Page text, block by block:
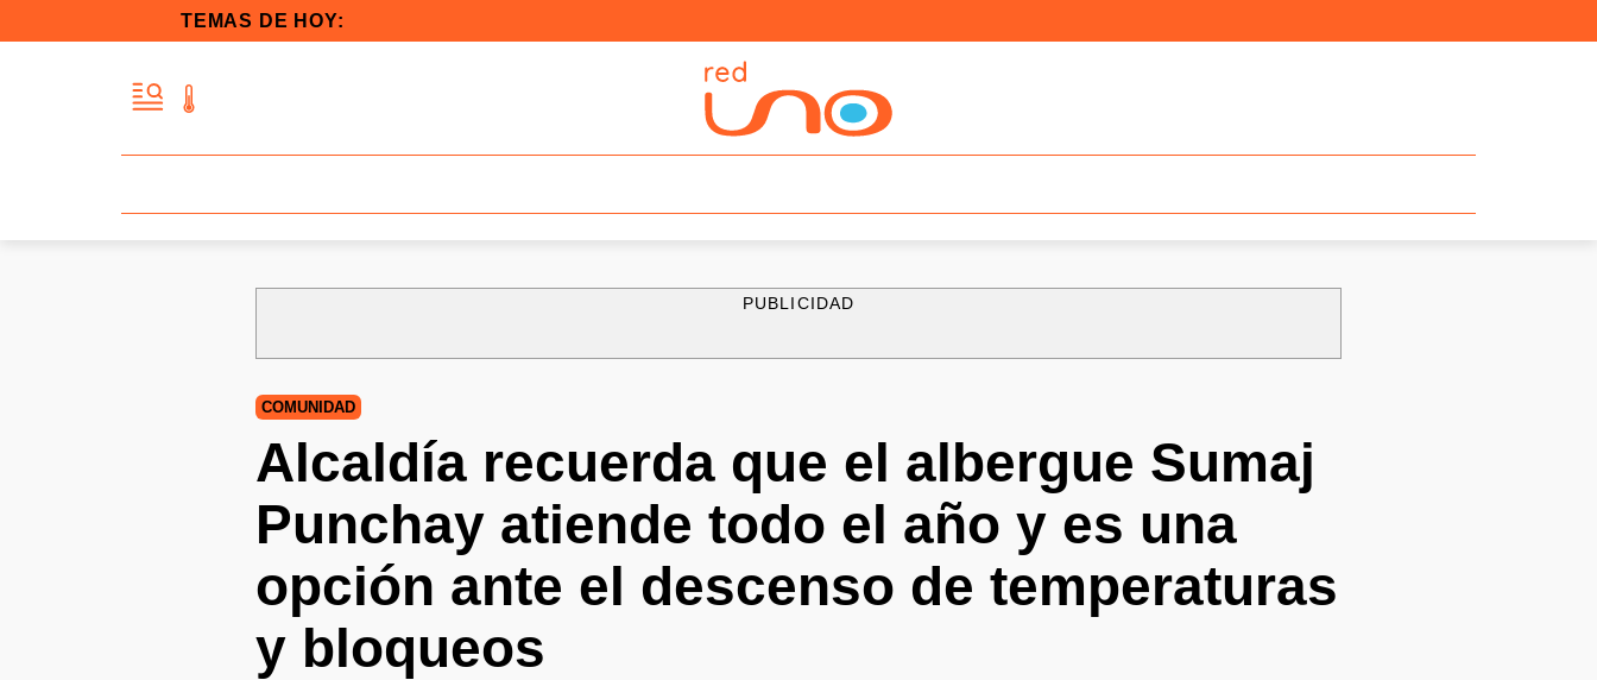
TEMAS DE HOY:
PUBLICIDAD
COMUNIDAD
Alcaldía recuerda que el albergue Sumaj
Punchay atiende todo el año y es una
opción ante el descenso de temperaturas
y bloqueos